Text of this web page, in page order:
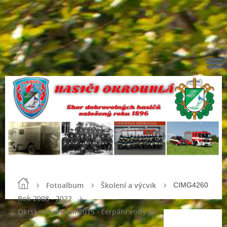
Fotoalbum
Školení a výcvik
Rok 2008 - 2022
Okrskové cvičení 2015 - čerpání vody
CIMG4260